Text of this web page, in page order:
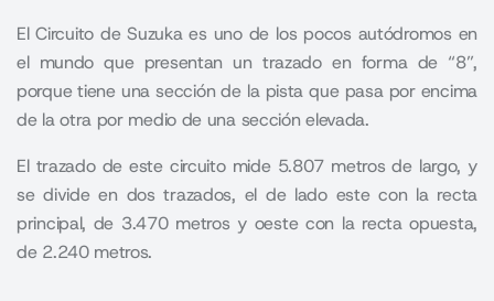
El Circuito de Suzuka es uno de los pocos autódromos en
el mundo que presentan un trazado en forma de “8”,
porque tiene una sección de la pista que pasa por encima
de la otra por medio de una sección elevada.
El trazado de este circuito mide 5.807 metros de largo, y
se divide en dos trazados, el de lado este con la recta
principal, de 3.470 metros y oeste con la recta opuesta,
de 2.240 metros.